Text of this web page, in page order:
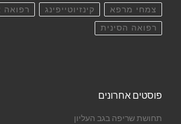
צמחי מרפא קינזיוטייפינג רפואה
רפואה הסינית
פוסטים אחרונים
תחושת שריפה בגב העליון